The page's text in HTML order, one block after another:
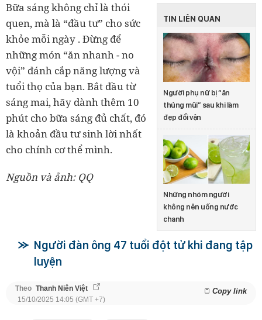
TIN LIÊN QUAN
Người phụ nữ bị “ăn
thủng mũi” sau khi làm
đẹp đổi vận
Những nhóm người
không nên uống nước
chanh
Bữa sáng không chỉ là thói
quen, mà là “đầu tư” cho sức
khỏe mỗi ngày . Đừng để
những món “ăn nhanh - no
vội” đánh cắp năng lượng và
tuổi thọ của bạn. Bắt đầu từ
sáng mai, hãy dành thêm 10
phút cho bữa sáng đủ chất, đó
là khoản đầu tư sinh lời nhất
cho chính cơ thể mình.
Nguồn và ảnh: QQ
Người đàn ông 47 tuổi đột tử khi đang tập
luyện
Theo Thanh Niên Việt Copy link
15/10/2025 14:05 (GMT +7)